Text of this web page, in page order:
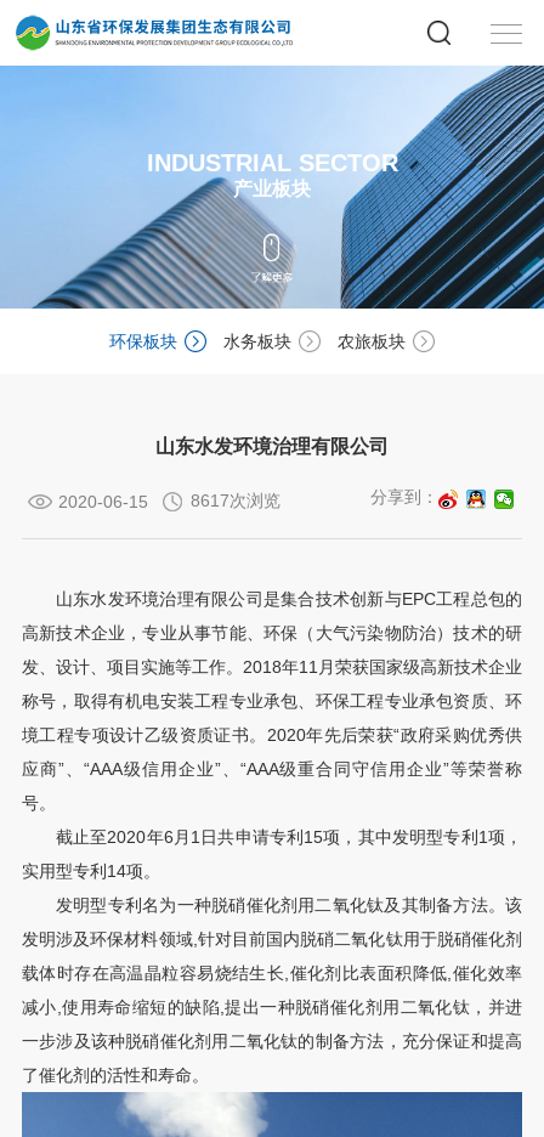
INDUSTRIAL SECTOR
产业板块
环保板块 水务板块 农旅板块
山东水发环境治理有限公司
2020-06-15 8617次浏览 分享到：
山东水发环境治理有限公司是集合技术创新与EPC工程总包的
高新技术企业，专业从事节能、环保（大气污染物防治）技术的研
发、设计、项目实施等工作。2018年11月荣获国家级高新技术企业
称号，取得有机电安装工程专业承包、环保工程专业承包资质、环
境工程专项设计乙级资质证书。2020年先后荣获“政府采购优秀供
应商”、“AAA级信用企业”、“AAA级重合同守信用企业”等荣誉称
号。
截止至2020年6月1日共申请专利15项，其中发明型专利1项，
实用型专利14项。
发明型专利名为一种脱硝催化剂用二氧化钛及其制备方法。该
发明涉及环保材料领域,针对目前国内脱硝二氧化钛用于脱硝催化剂
载体时存在高温晶粒容易烧结生长,催化剂比表面积降低,催化效率
减小,使用寿命缩短的缺陷,提出一种脱硝催化剂用二氧化钛，并进
一步涉及该种脱硝催化剂用二氧化钛的制备方法，充分保证和提高
了催化剂的活性和寿命。